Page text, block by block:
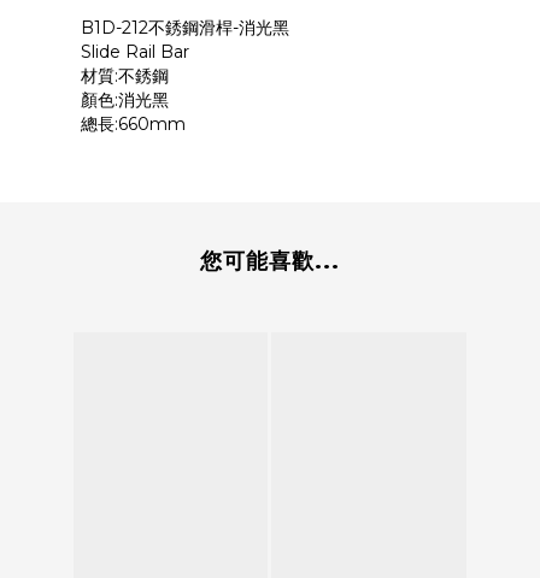
B1D-212不銹鋼滑桿-消光黑
Slide Rail Bar
材質:不銹鋼
顏色:消光黑
總長:660mm
您可能喜歡...